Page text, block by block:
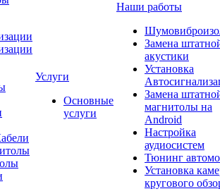
Услуги
Основные
услуги
Наши работы
Замена
акустики
Установка
Замена
магнитолы на
Android
Настройка
аудиосистем
Тюнинг
Установка
кругового